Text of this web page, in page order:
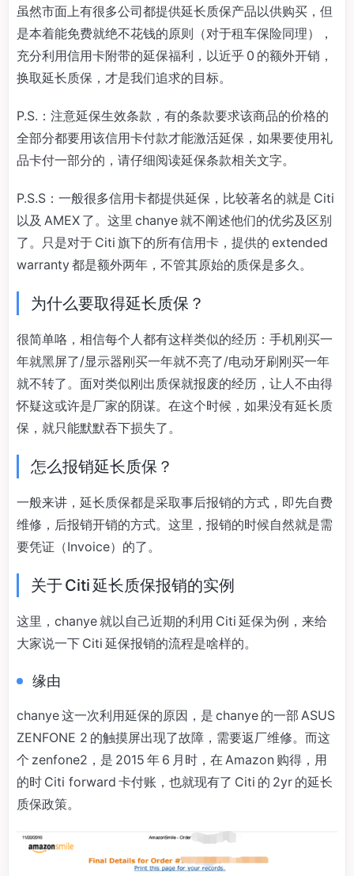
虽然市面上有很多公司都提供延长质保产品以供购买，但
是本着能免费就绝不花钱的原则（对于租车保险同理），
充分利用信用卡附带的延保福利，以近乎 0 的额外开销，
换取延长质保，才是我们追求的目标。
P.S.：注意延保生效条款，有的条款要求该商品的价格的
全部分都要用该信用卡付款才能激活延保，如果要使用礼
品卡付一部分的，请仔细阅读延保条款相关文字。
P.S.S：一般很多信用卡都提供延保，比较著名的就是 Citi
以及 AMEX 了。这里 chanye 就不阐述他们的优劣及区别
了。只是对于 Citi 旗下的所有信用卡，提供的 extended
warranty 都是额外两年，不管其原始的质保是多久。
为什么要取得延长质保？
很简单咯，相信每个人都有这样类似的经历：手机刚买一
年就黑屏了/显示器刚买一年就不亮了/电动牙刷刚买一年
就不转了。面对类似刚出质保就报废的经历，让人不由得
怀疑这或许是厂家的阴谋。在这个时候，如果没有延长质
保，就只能默默吞下损失了。
怎么报销延长质保？
一般来讲，延长质保都是采取事后报销的方式，即先自费
维修，后报销开销的方式。这里，报销的时候自然就是需
要凭证（Invoice）的了。
关于 Citi 延长质保报销的实例
这里，chanye 就以自己近期的利用 Citi 延保为例，来给
大家说一下 Citi 延保报销的流程是啥样的。
缘由
chanye 这一次利用延保的原因，是 chanye 的一部 ASUS
ZENFONE 2 的触摸屏出现了故障，需要返厂维修。而这
个 zenfone2，是 2015 年 6 月时，在 Amazon 购得，用
的时 Citi forward 卡付账，也就现有了 Citi 的 2yr 的延长
质保政策。